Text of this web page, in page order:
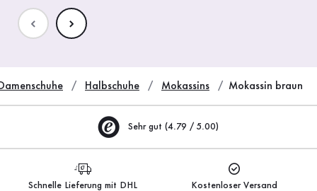
Halbschuhe Mokassins Mokassin braun
Sehr gut (4.79 / 5.00)
Schnelle Lieferung mit DHL Kostenloser Versand